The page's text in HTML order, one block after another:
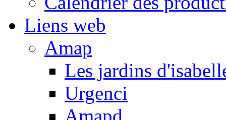
Liens web
Amap
Les jardins
Urgenci